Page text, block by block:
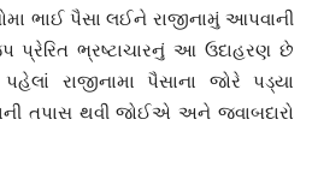
ભાઈ પૈસા લઈને રાજીનામું આપવાની
પ્રેરિત ભ્રષ્ટાચારનું આ ઉદાહરણ છે
રાજીનામા પૈસાના જોરે પડ્યા
તપાસ થવી જોઈએ અને જવાબદારો